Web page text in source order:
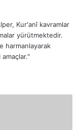
Kur'anî kavramlar
yürütmektedir.
harmanlayarak